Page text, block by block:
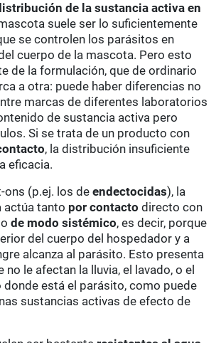
de la sustancia activa en
suele ser lo suficientemente
se controlen los parásitos en
cuerpo de la mascota. Pero esto
de la formulación, que de ordinario
a otra: puede haber diferencias no
marcas de diferentes laboratorios
de sustancia activa pero
Si se trata de un producto con
, la distribución insuficiente
eficacia.
ons (p.ej. los deendectocidas), la
actúa tanto por contacto directo con
de modo sistémico, es decir, porque
del cuerpo del hospedador y a
alcanza al parásito. Esto presenta
no le afectan la lluvia, el lavado, o el
donde está el parásito, como puede
sustancias activas de efecto de